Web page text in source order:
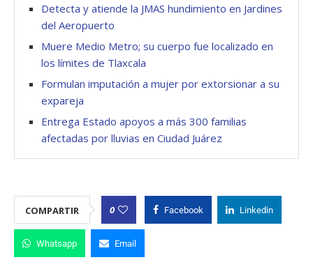
Detecta y atiende la JMAS hundimiento en Jardines
del Aeropuerto
Muere Medio Metro; su cuerpo fue localizado en
los límites de Tlaxcala
Formulan imputación a mujer por extorsionar a su
expareja
Entrega Estado apoyos a más 300 familias
afectadas por lluvias en Ciudad Juárez
COMPARTIR 0 Facebook Linkedin
Whatsapp Email